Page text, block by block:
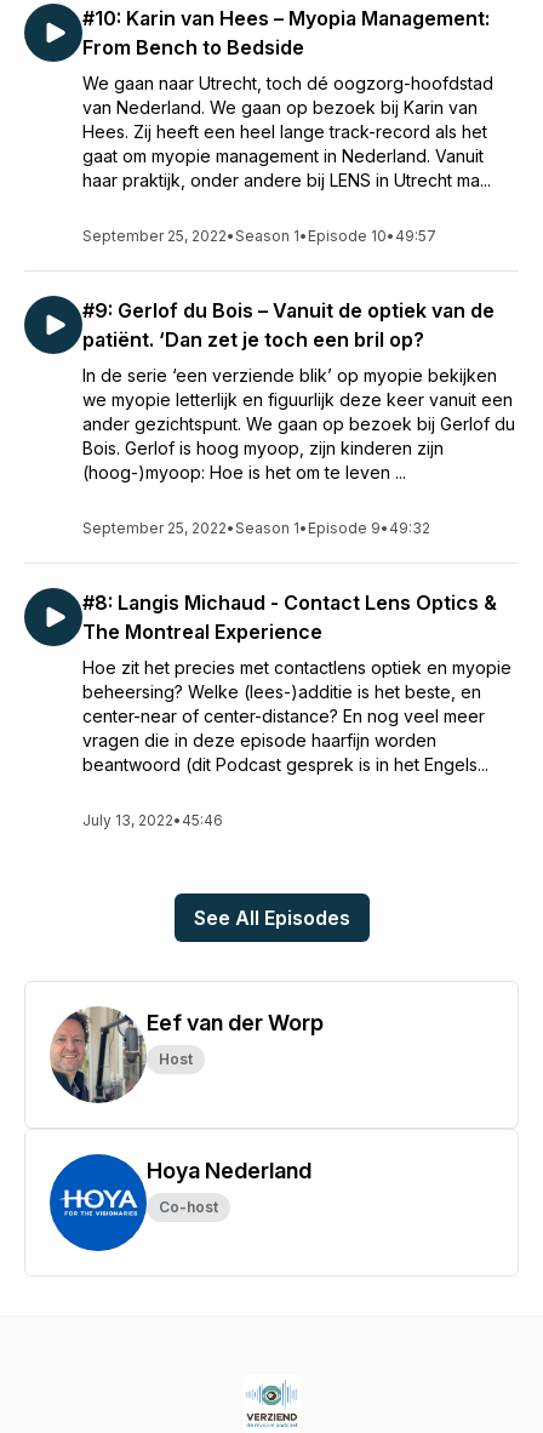
#10: Karin van Hees – Myopia Management:
From Bench to Bedside
We gaan naar Utrecht, toch dé oogzorg-hoofdstad
van Nederland. We gaan op bezoek bij Karin van
Hees. Zij heeft een heel lange track-record als het
gaat om myopie management in Nederland. Vanuit
haar praktijk, onder andere bij LENS in Utrecht ma...
September 25, 2022•Season 1• Episode 10• 49:57
#9: Gerlof du Bois – Vanuit de optiek van de
patiënt. ‘Dan zet je toch een bril op?
In de serie ‘een verziende blik’ op myopie bekijken
we myopie letterlijk en figuurlijk deze keer vanuit een
ander gezichtspunt. We gaan op bezoek bij Gerlof du
Bois. Gerlof is hoog myoop, zijn kinderen zijn
(hoog-)myoop: Hoe is het om te leven ...
September 25, 2022•Season 1• Episode 9• 49:32
#8: Langis Michaud - Contact Lens Optics &
The Montreal Experience
Hoe zit het precies met contactlens optiek en myopie
beheersing? Welke (lees-)additie is het beste, en
center-near of center-distance? En nog veel meer
vragen die in deze episode haarfijn worden
beantwoord (dit Podcast gesprek is in het Engels...
July 13, 2022• 45:46
See All Episodes
Eef van der Worp
Host
Hoya Nederland
Co-host